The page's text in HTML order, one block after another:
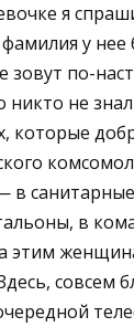
я
у нее
зовут по-
никто не
которые
в
в
этим
совсем